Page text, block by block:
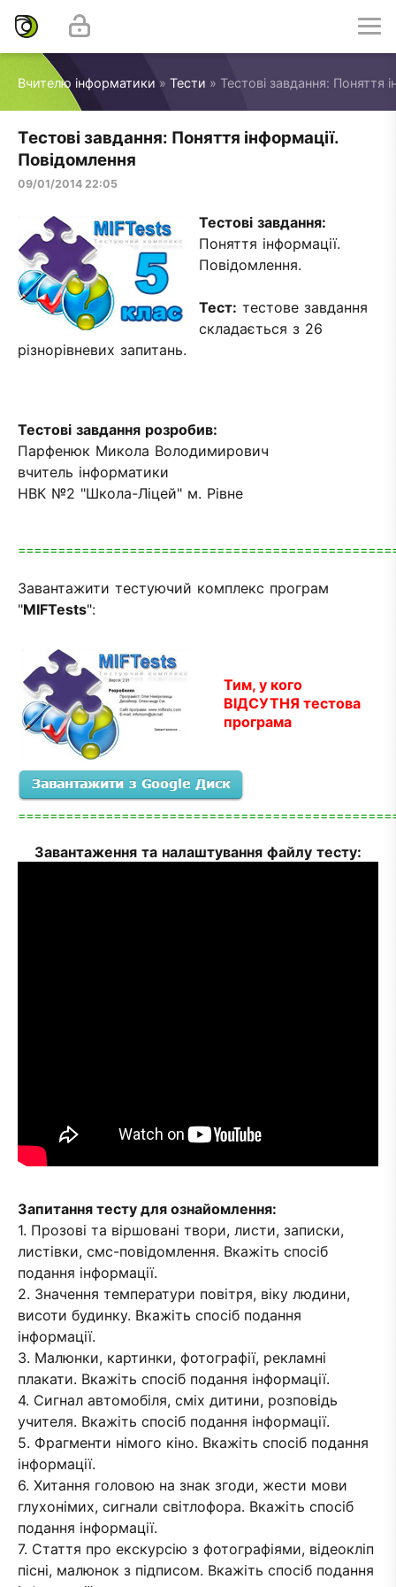
Вчителю інформатики » Тести » Тестові завдання: Поняття
Тестові завдання: Поняття інформації.
Повідомлення
09/01/2014 22:05
Тестові завдання:
Поняття інформації.
Повідомлення.
Тест: тестове завдання
складається з 26
різнорівневих запитань.
Тестові завдання розробив:
Парфенюк Микола Володимирович
вчитель інформатики
НВК №2 "Школа-Ліцей" м. Рівне
Завантажити тестуючий комплекс програм
"MIFTests":
Тим, у кого
ВІДСУТНЯ тестова
програма
Завантаження та налаштування файлу тесту:
Запитання тесту для ознайомлення:
1. Прозові та віршовані твори, листи, записки,
листівки, смс-повідомлення. Вкажіть спосіб
подання інформації.
2. Значення температури повітря, віку людини,
висоти будинку. Вкажіть спосіб подання
інформації.
3. Малюнки, картинки, фотографії, рекламні
плакати. Вкажіть спосіб подання інформації.
4. Сигнал автомобіля, сміх дитини, розповідь
учителя. Вкажіть спосіб подання інформації.
5. Фрагменти німого кіно. Вкажіть спосіб подання
інформації.
6. Хитання головою на знак згоди, жести мови
глухонімих, сигнали світлофора. Вкажіть спосіб
подання інформації.
7. Стаття про екскурсію з фотографіями, відеокліп
пісні, малюнок з підписом. Вкажіть спосіб подання